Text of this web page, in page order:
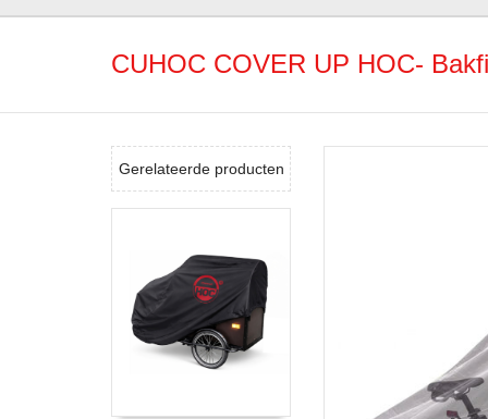
CUHOC COVER UP HOC-
Gerelateerde producten